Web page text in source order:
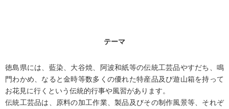
テーマ
徳島県には、藍染、大谷焼、阿波和紙等の伝統工芸品やすだち、鳴
門わかめ、なると金時等数多くの優れた特産品及び遊山箱を持って
お花見に行くという伝統的行事や風習があります。
伝統工芸品は、原料の加工作業、製品及びその制作風景等、それぞ